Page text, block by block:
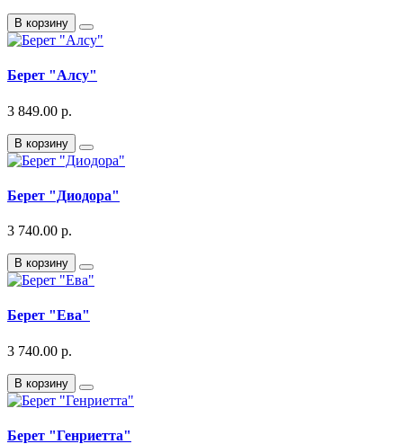
В корзину
Берет "Алсу"
3 849.00 р.
В корзину
Берет "Диодора"
3 740.00 р.
В корзину
Берет "Ева"
3 740.00 р.
В корзину
Берет "Генриетта"